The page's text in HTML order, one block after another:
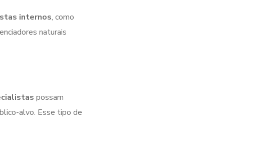
internos, como
naturais
possam
alvo. Esse tipo de